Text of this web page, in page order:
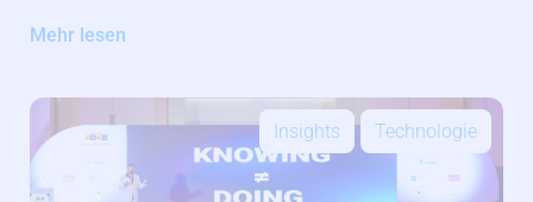
Mehr lesen
Insights Technologie